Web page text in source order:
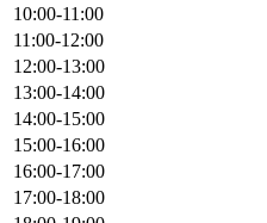
10:00-11:00
11:00-12:00
12:00-13:00
13:00-14:00
14:00-15:00
15:00-16:00
16:00-17:00
17:00-18:00